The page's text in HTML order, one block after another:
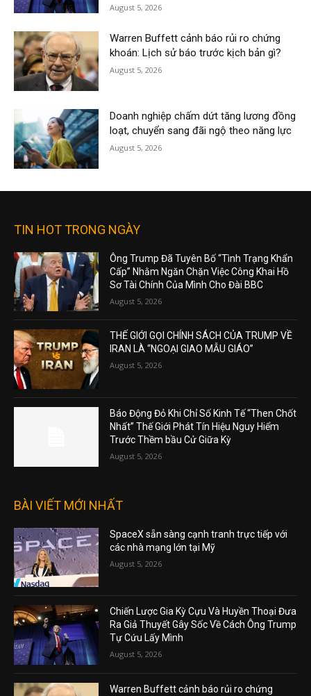
August 5, 2026
Warren Buffett cảnh báo rủi ro chứng
khoán: Lịch sử báo trước kịch bản gì?
August 5, 2026
Doanh nghiệp chấm dứt tăng lương đồng
loạt, chuyển sang đãi ngộ theo năng lực
August 5, 2026
TIN HOT TRONG NGÀY
Ông Trump Đã Tuyên Bố “Tình Trạng Khẩn
Cấp” Nhằm Ngăn Chặn Việc Công Khai Hồ
Sơ Tài Chính Của Mình Cho Đài BBC
August 5, 2026
THẾ GIỚI GỌI CHÍNH SÁCH CỦA TRUMP VỀ
IRAN LÀ “NGOẠI GIAO MẪU GIÁO”
August 5, 2026
Báo Động Đỏ Khi Chỉ Số Kinh Tế “Then Chốt
Nhất” Thế Giới Phát Tín Hiệu Nguy Hiểm
Trước Thềm bầu Cử Giữa Kỳ
August 5, 2026
BÀI VIẾT MỚI NHẤT
SpaceX sẵn sàng cạnh tranh trực tiếp với
các nhà mạng lớn tại Mỹ
August 5, 2026
Chiến Lược Gia Kỳ Cựu Và Huyền Thoại Đưa
Ra Giả Thuyết Gây Sốc Về Cách Ông Trump
Tự Cứu Lấy Mình
August 5, 2026
Warren Buffett cảnh báo rủi ro chứng